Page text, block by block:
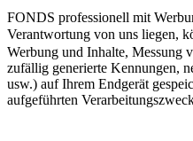
FONDS professionell mit
Verantwortung von uns liegen,
Werbung und Inhalte, Messung
zufällig generierte Kennungen,
usw.) auf Ihrem Endgerät
aufgeführten